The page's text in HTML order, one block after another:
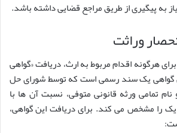
به پیگیری از طریق مراجع قضایی داشته باشد.
وراثت
هرگونه اقدام مربوط به ارث، دریافت «گواهی
گواهی یک سند رسمی است که توسط شورای حل
تمامی ورثه قانونی متوفی، نسبت آن ها با
را مشخص می کند. برای دریافت این گواهی،